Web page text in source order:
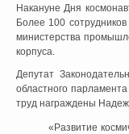
Накануне Дня
Более 100
министерства
корпуса.
Депутат
областного
труд награждены
«Развитие